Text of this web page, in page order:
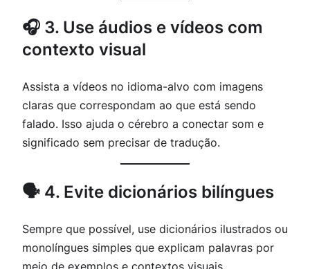
🎧 3. Use áudios e vídeos com
contexto visual
Assista a vídeos no idioma-alvo com imagens
claras que correspondam ao que está sendo
falado. Isso ajuda o cérebro a conectar som e
significado sem precisar de tradução.
🗣️ 4. Evite dicionários bilíngues
Sempre que possível, use dicionários ilustrados ou
monolíngues simples que explicam palavras por